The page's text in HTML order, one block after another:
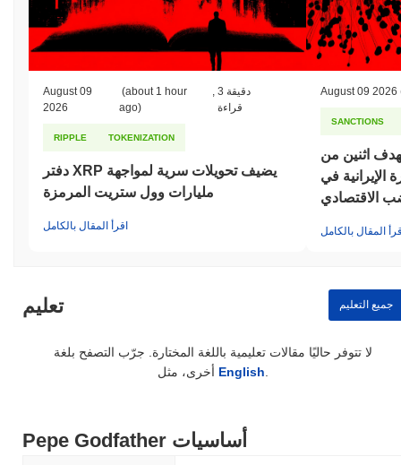
August 09
2026
(about 1 hour
ago)
3 دقيقة
قراءة
RIPPLE TOKENIZATION
دفتر XRP يضيف تحويلات سرية لمواجهة
مليارات وول ستريت المرمزة
اقرأ المقال بالكامل
August 09 2026
SANCTIONS
اثنين من
في
المقال بالكامل
تعليم جميع التعليم
لا تتوفر حاليًا مقالات تعليمية باللغة المختارة. جرّب التصفح بلغة
English
Pepe Godfather أساسيات